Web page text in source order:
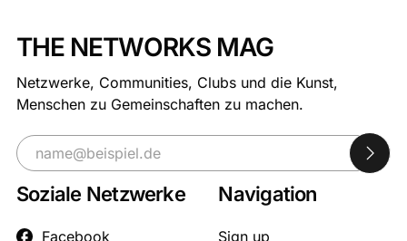
THE NETWORKS MAG
Netzwerke, Communities, Clubs und die Kunst,
Menschen zu Gemeinschaften zu machen.
Soziale Netzwerke
Facebook
Navigation
Sign up